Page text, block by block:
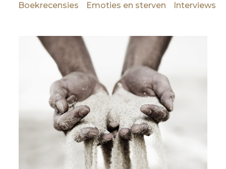
Boekrecensies Emoties en sterven Interviews